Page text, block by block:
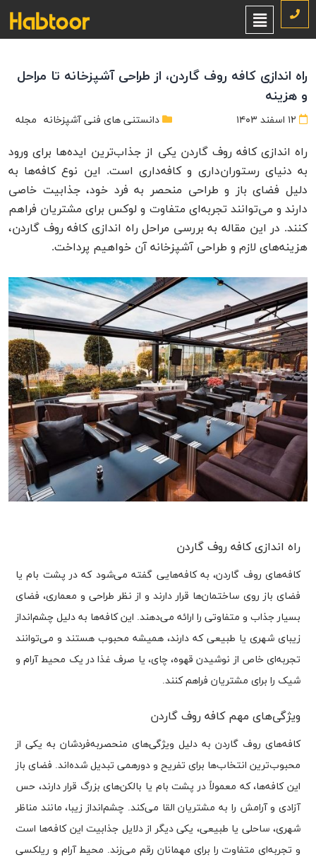
راه اندازی کافه روف گاردن، از طراحی آشپزخانه تا مراحل
و هزینه
۱۲ اسفند ۱۴۰۳ دانستنی های فنی آشپزخانه مجله
راه اندازی کافه روف گاردن یکی از جذاب‌ترین ایده‌ها برای ورود
به دنیای رستوران‌داری و کافه‌داری است. این نوع کافه‌ها به
دلیل فضای باز و طراحی منحصر به فرد خود، جذابیت خاصی
دارند و می‌توانند تجربه‌ای متفاوت و لوکس برای مشتریان فراهم
کنند. در این مقاله به بررسی مراحل راه اندازی کافه روف گاردن،
هزینه‌های لازم و طراحی آشپزخانه آن خواهیم پرداخت.
راه اندازی کافه روف گاردن
کافه‌های روف گاردن، به کافه‌هایی گفته می‌شود که در پشت بام یا
فضای باز روی ساختمان‌ها قرار دارند و از نظر طراحی و معماری، فضای
بسیار جذاب و متفاوتی را ارائه می‌دهند. این کافه‌ها به دلیل چشم‌انداز
زیبای شهری یا طبیعی که دارند، همیشه محبوب هستند و می‌توانند
تجربه‌ای خاص از نوشیدن قهوه، چای، یا صرف غذا در یک محیط آرام و
شیک را برای مشتریان فراهم کنند.
ویژگی‌های مهم کافه روف گاردن
کافه‌های روف گاردن به دلیل ویژگی‌های منحصربه‌فردشان به یکی از
محبوب‌ترین انتخاب‌ها برای تفریح و دورهمی تبدیل شده‌اند. فضای باز
این کافه‌ها، که معمولاً در پشت بام یا بالکن‌های بزرگ قرار دارند، حس
آزادی و آرامش را به مشتریان القا می‌کند. چشم‌انداز زیبا، مانند مناظر
شهری، ساحلی یا طبیعی، یکی دیگر از دلایل جذابیت این کافه‌ها است
و تجربه‌ای متفاوت را برای مهمانان رقم می‌زند. محیط آرام و ریلکسی